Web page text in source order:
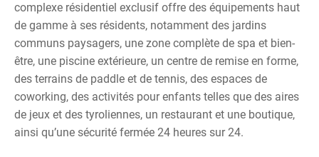
complexe résidentiel exclusif offre des équipements haut
de gamme à ses résidents, notamment des jardins
communs paysagers, une zone complète de spa et bien-
être, une piscine extérieure, un centre de remise en forme,
des terrains de paddle et de tennis, des espaces de
coworking, des activités pour enfants telles que des aires
de jeux et des tyroliennes, un restaurant et une boutique,
ainsi qu’une sécurité fermée 24 heures sur 24.